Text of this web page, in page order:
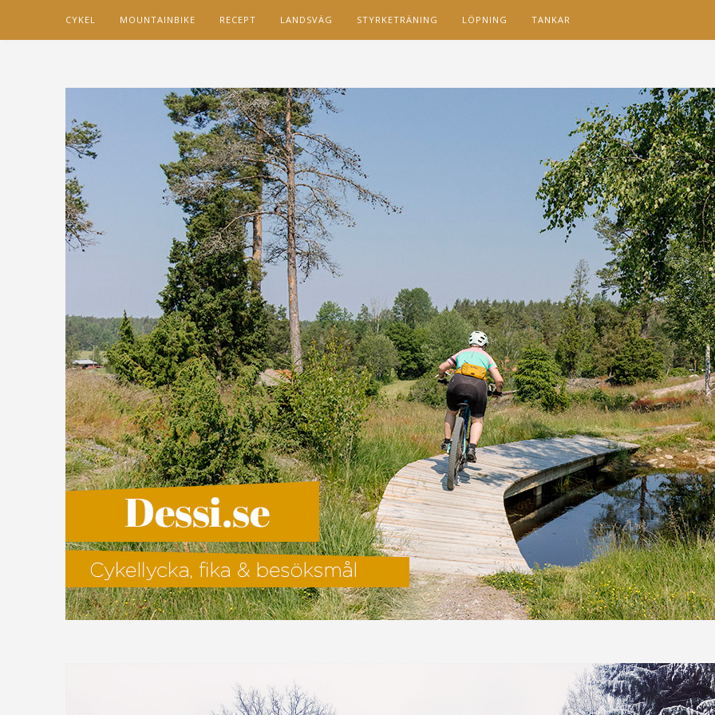
CYKEL MOUNTAINBIKE RECEPT LANDSVÄG STYRKETRÄNING LÖPNING TANKAR